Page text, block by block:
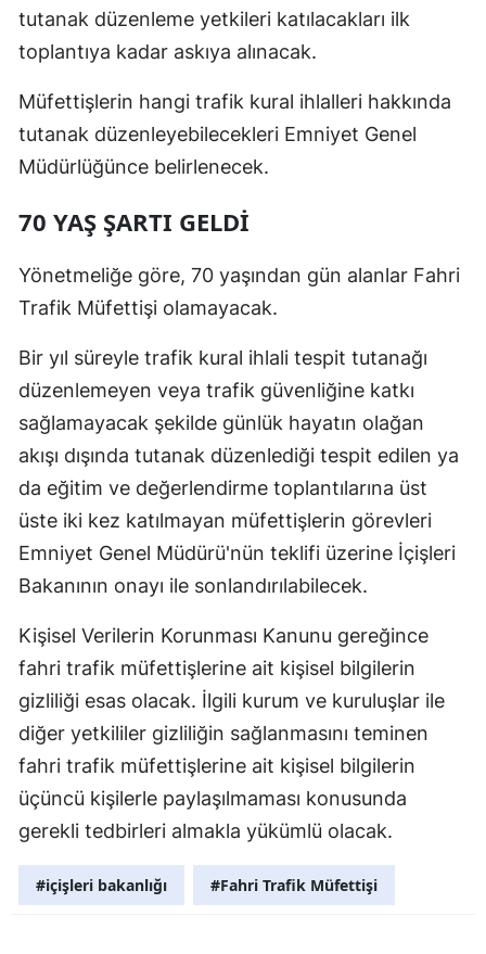
Mersin
İzmir
Kars
Kırklareli
Kocaeli
Konya
Kütahya
Malatya
Manisa
Mardin
Muğla
Nevşehir
Niğde
tutanak düzenleme yetkileri katılacakları ilk
toplantıya kadar askıya alınacak.
Müfettişlerin hangi trafik kural ihlalleri hakkında
tutanak düzenleyebilecekleri Emniyet Genel
Müdürlüğünce belirlenecek.
70 YAŞ ŞARTI GELDİ
Yönetmeliğe göre, 70 yaşından gün alanlar Fahri
Trafik Müfettişi olamayacak.
Bir yıl süreyle trafik kural ihlali tespit tutanağı
düzenlemeyen veya trafik güvenliğine katkı
sağlamayacak şekilde günlük hayatın olağan
akışı dışında tutanak düzenlediği tespit edilen ya
da eğitim ve değerlendirme toplantılarına üst
üste iki kez katılmayan müfettişlerin görevleri
Emniyet Genel Müdürü'nün teklifi üzerine İçişleri
Bakanının onayı ile sonlandırılabilecek.
Kişisel Verilerin Korunması Kanunu gereğince
fahri trafik müfettişlerine ait kişisel bilgilerin
gizliliği esas olacak. İlgili kurum ve kuruluşlar ile
diğer yetkililer gizliliğin sağlanmasını teminen
fahri trafik müfettişlerine ait kişisel bilgilerin
üçüncü kişilerle paylaşılmaması konusunda
gerekli tedbirleri almakla yükümlü olacak.
#içişleri bakanlığı #Fahri Trafik Müfettişi